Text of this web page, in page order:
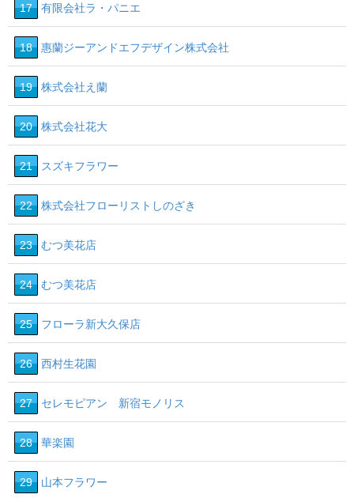
17 有限会社ラ・パニエ
18 惠蘭ジーアンドエフデザイン株式会社
19 株式会社え蘭
20 株式会社花大
21 スズキフラワー
22 株式会社フローリストしのざき
23 むつ美花店
24 むつ美花店
25 フローラ新大久保店
26 西村生花園
27 セレモピアン 新宿モノリス
28 華楽園
29 山本フラワー